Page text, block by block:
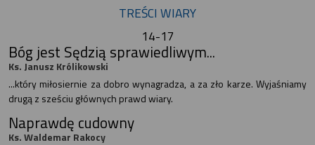
TREŚCI WIARY
14-17
Bóg jest Sędzią sprawiedliwym...
Ks. Janusz Królikowski
...który miłosiernie za dobro wynagradza, a za zło karze. Wyjaśniamy
drugą z sześciu głównych prawd wiary.
Naprawdę cudowny
Ks. Waldemar Rakocy